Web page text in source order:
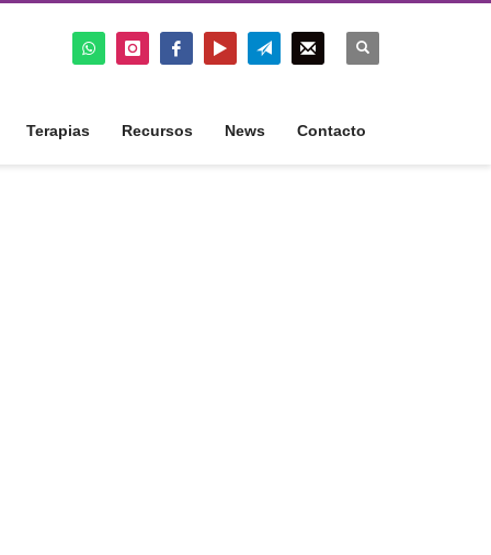
Terapias Recursos News Contacto